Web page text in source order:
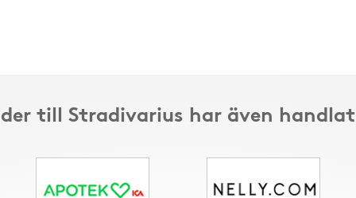
till Stradivarius har även